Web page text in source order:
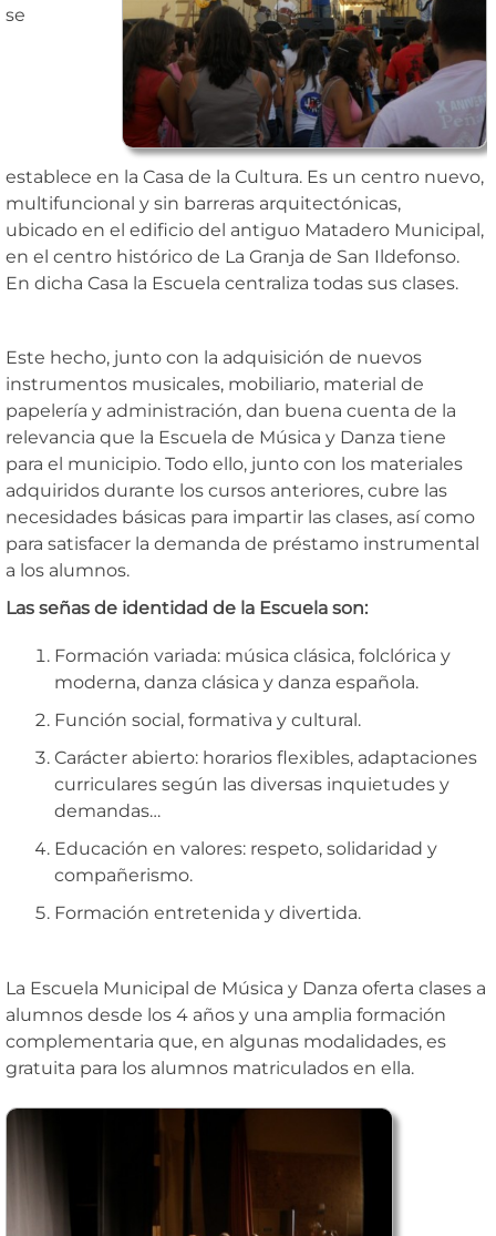
se
establece en la Casa de la Cultura. Es un centro nuevo,
multifuncional y sin barreras arquitectónicas,
ubicado en el edificio del antiguo Matadero Municipal,
en el centro histórico de La Granja de San Ildefonso.
En dicha Casa la Escuela centraliza todas sus clases.
Este hecho, junto con la adquisición de nuevos
instrumentos musicales, mobiliario, material de
papelería y administración, dan buena cuenta de la
relevancia que la Escuela de Música y Danza tiene
para el municipio. Todo ello, junto con los materiales
adquiridos durante los cursos anteriores, cubre las
necesidades básicas para impartir las clases, así como
para satisfacer la demanda de préstamo instrumental
a los alumnos.
Las señas de identidad de la Escuela son:
Formación variada: música clásica, folclórica y
moderna, danza clásica y danza española.
Función social, formativa y cultural.
Carácter abierto: horarios flexibles, adaptaciones
curriculares según las diversas inquietudes y
demandas…
Educación en valores: respeto, solidaridad y
compañerismo.
Formación entretenida y divertida.
La Escuela Municipal de Música y Danza oferta clases a
alumnos desde los 4 años y una amplia formación
complementaria que, en algunas modalidades, es
gratuita para los alumnos matriculados en ella.